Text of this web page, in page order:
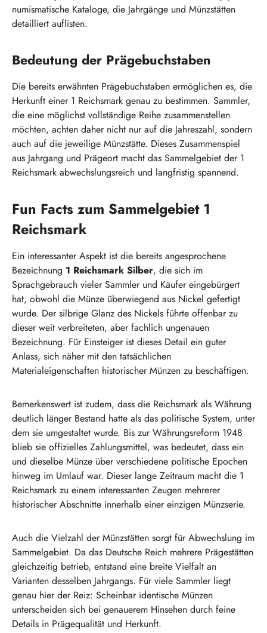
numismatische Kataloge, die Jahrgänge und Münzstätten
detailliert auflisten.
Bedeutung der Prägebuchstaben
Die bereits erwähnten Prägebuchstaben ermöglichen es, die
Herkunft einer 1 Reichsmark genau zu bestimmen. Sammler,
die eine möglichst vollständige Reihe zusammenstellen
möchten, achten daher nicht nur auf die Jahreszahl, sondern
auch auf die jeweilige Münzstätte. Dieses Zusammenspiel
aus Jahrgang und Prägeort macht das Sammelgebiet der 1
Reichsmark abwechslungsreich und langfristig spannend.
Fun Facts zum Sammelgebiet 1
Reichsmark
Ein interessanter Aspekt ist die bereits angesprochene
Bezeichnung 1 Reichsmark Silber, die sich im
Sprachgebrauch vieler Sammler und Käufer eingebürgert
hat, obwohl die Münze überwiegend aus Nickel gefertigt
wurde. Der silbrige Glanz des Nickels führte offenbar zu
dieser weit verbreiteten, aber fachlich ungenauen
Bezeichnung. Für Einsteiger ist dieses Detail ein guter
Anlass, sich näher mit den tatsächlichen
Materialeigenschaften historischer Münzen zu beschäftigen.
Bemerkenswert ist zudem, dass die Reichsmark als Währung
deutlich länger Bestand hatte als das politische System, unter
dem sie umgestaltet wurde. Bis zur Währungsreform 1948
blieb sie offizielles Zahlungsmittel, was bedeutet, dass ein
und dieselbe Münze über verschiedene politische Epochen
hinweg im Umlauf war. Dieser lange Zeitraum macht die 1
Reichsmark zu einem interessanten Zeugen mehrerer
historischer Abschnitte innerhalb einer einzigen Münzserie.
Auch die Vielzahl der Münzstätten sorgt für Abwechslung im
Sammelgebiet. Da das Deutsche Reich mehrere Prägestätten
gleichzeitig betrieb, entstand eine breite Vielfalt an
Varianten desselben Jahrgangs. Für viele Sammler liegt
genau hier der Reiz: Scheinbar identische Münzen
unterscheiden sich bei genauerem Hinsehen durch feine
Details in Prägequalität und Herkunft.